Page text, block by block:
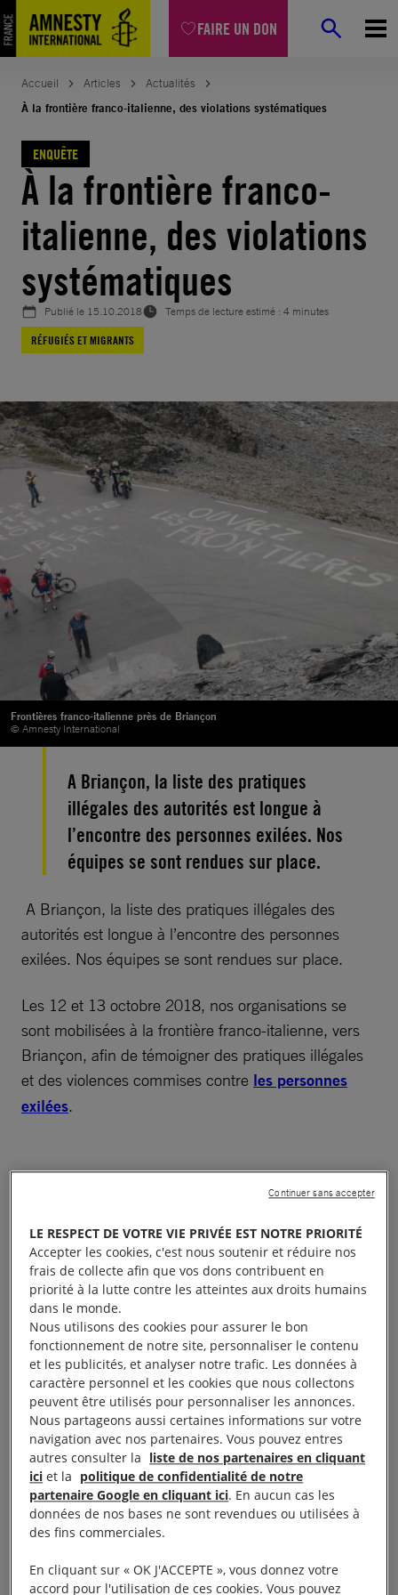
FAIRE UN DON
Aller
au
contenu
Accueil Articles
Actualités
À la frontière franco-italienne, des violations systématiques
ENQUÊTE
À la frontière franco-
italienne, des violations
systématiques
Publié le 15.10.2018
Temps de lecture estimé : 4 minutes
RÉFUGIÉS ET MIGRANTS
Frontières franco-italienne près de Briançon
© Amnesty International
A Briançon, la liste des pratiques
illégales des autorités est longue à
l’encontre des personnes exilées. Nos
équipes se sont rendues sur place.
A Briançon, la liste des pratiques illégales des
autorités est longue à l’encontre des personnes
exilées. Nos équipes se sont rendues sur place.
Les 12 et 13 octobre 2018, nos organisations se
sont mobilisées à la frontière franco-italienne, vers
Briançon, afin de témoigner des pratiques illégales
et des violences commises contre les personnes
exilées.
pratiques illégales
Ce que les observateurs ont constaté confirme les
alertes émises par les associations locales depuis
plusieurs mois :
– refoulements de personnes exilées dont des
mineurs ;
– contrôles discriminatoires ;
– courses-poursuites dans la montagne ;
LE RESPECT DE VOTRE VIE PRIVÉE EST NOTRE PRIORITÉ
Accepter les cookies, c'est nous soutenir et réduire nos
frais de collecte afin que vos dons contribuent en
priorité à la lutte contre les atteintes aux droits humains
dans le monde.
Nous utilisons des cookies pour assurer le bon
fonctionnement de notre site, personnaliser le contenu
et les publicités, et analyser notre trafic. Les données à
caractère personnel et les cookies que nous collectons
peuvent être utilisés pour personnaliser les annonces.
Nous partageons aussi certaines informations sur votre
navigation avec nos partenaires. Vous pouvez entres
autres consulter la liste de nos partenaires en cliquant
ici et la politique de confidentialité de notre
partenaire Google en cliquant ici. En aucun cas les
données de nos bases ne sont revendues ou utilisées à
des fins commerciales.
En cliquant sur « OK J'ACCEPTE », vous donnez votre
accord pour l'utilisation de ces cookies. Vous pouvez
Continuer sans accepter